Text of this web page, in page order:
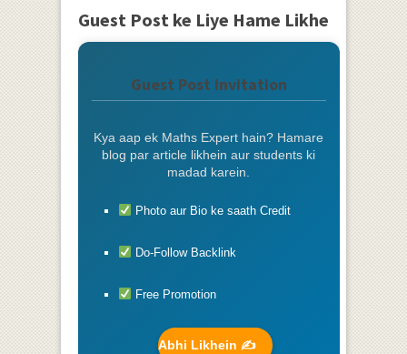
Guest Post ke Liye Hame Likhe
Guest Post Invitation
Kya aap ek Maths Expert hain? Hamare
blog par article likhein aur students ki
madad karein.
Photo aur Bio ke saath Credit
Do-Follow Backlink
Free Promotion
Abhi Likhein ✍️